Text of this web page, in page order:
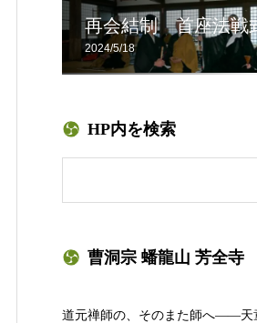
再会結制 首座法戦
2024/5/18
HP内を検索
曹洞宗 蟠龍山 芳全寺
道元禅師の、そのまた師へ——天